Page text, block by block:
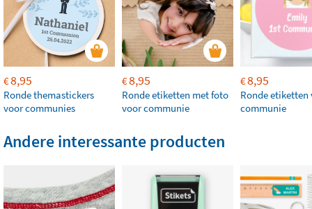
€8,95
Ronde themastickers
voor communies
€8,95
Ronde etiketten met foto
voor communie
€8,95
Ronde etiketten
communie
Andere interessante producten